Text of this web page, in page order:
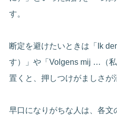
す。
断定を避けたいときは「Ik
す）」や「Volgens mij …（
置くと、押しつけがましさが
早口になりがちな人は、各文